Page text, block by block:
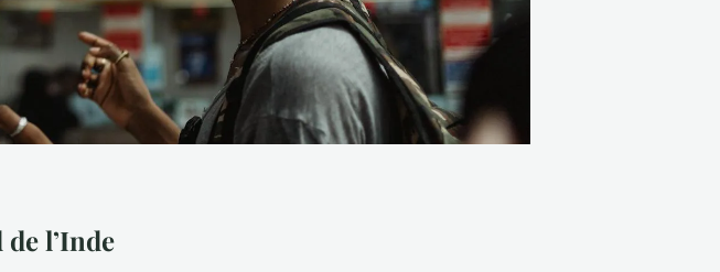
l’Inde